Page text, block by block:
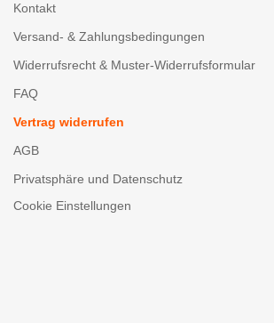
Kontakt
Versand- & Zahlungsbedingungen
Widerrufsrecht & Muster-Widerrufsformular
FAQ
Vertrag widerrufen
AGB
Privatsphäre und Datenschutz
Cookie Einstellungen